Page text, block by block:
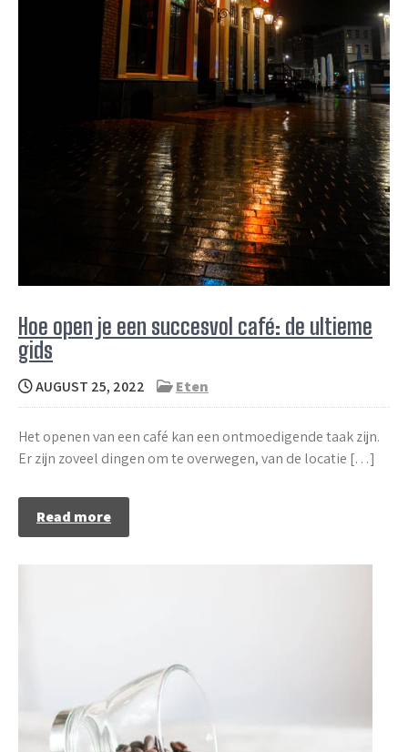
Hoe open je een succesvol café: de ultieme
gids
AUGUST 25, 2022 Eten
Het openen van een café kan een ontmoedigende taak zijn.
Er zijn zoveel dingen om te overwegen, van de locatie […]
Read more